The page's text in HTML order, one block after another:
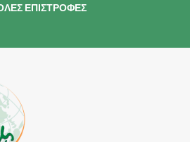
ΕΠΙΣΤΡΟΦΕΣ